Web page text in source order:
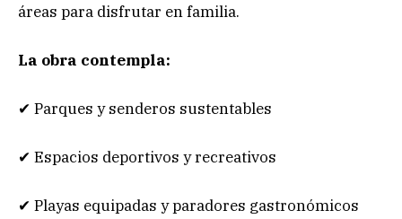
áreas para disfrutar en familia.
La obra contempla:
✔ Parques y senderos sustentables
✔ Espacios deportivos y recreativos
✔ Playas equipadas y paradores gastronómicos